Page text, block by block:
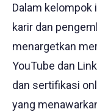
Dalam kelompok
karir dan
menargetkan
YouTube dan
dan sertifikasi
yang